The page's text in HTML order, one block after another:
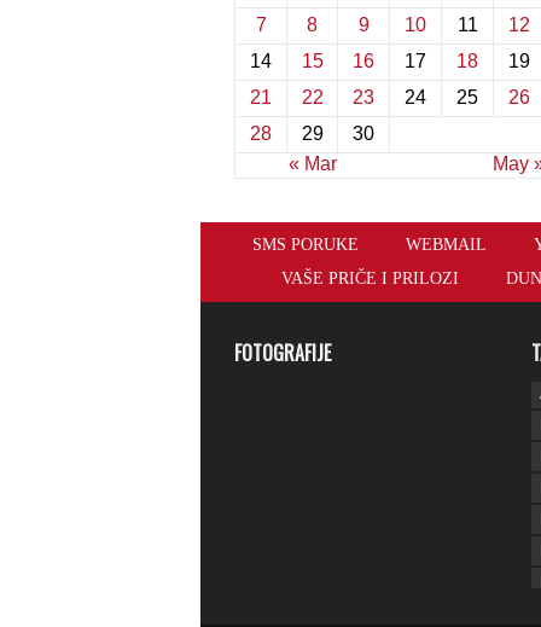
« Mar May
7
8 9 10 11 12
14
15 16 17 18 19
21
22 23 24 25 26
28
29 30
SMS PORUKE WEBMAIL
VAŠE PRIČE I PRILOZI
FOTOGRAFIJE